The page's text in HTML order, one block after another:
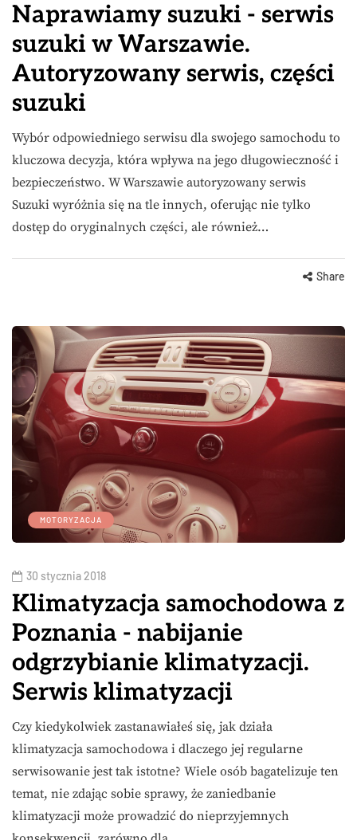
Naprawiamy suzuki - serwis
suzuki w Warszawie.
Autoryzowany serwis, części
suzuki
Wybór odpowiedniego serwisu dla swojego samochodu to
kluczowa decyzja, która wpływa na jego długowieczność i
bezpieczeństwo. W Warszawie autoryzowany serwis
Suzuki wyróżnia się na tle innych, oferując nie tylko
dostęp do oryginalnych części, ale również…
Share
MOTORYZACJA
30 stycznia 2018
Klimatyzacja samochodowa z
Poznania - nabijanie
odgrzybianie klimatyzacji.
Serwis klimatyzacji
Czy kiedykolwiek zastanawiałeś się, jak działa
klimatyzacja samochodowa i dlaczego jej regularne
serwisowanie jest tak istotne? Wiele osób bagatelizuje ten
temat, nie zdając sobie sprawy, że zaniedbanie
klimatyzacji może prowadzić do nieprzyjemnych